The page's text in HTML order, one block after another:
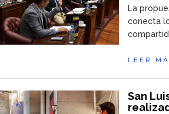
La
conecta
LEER
San